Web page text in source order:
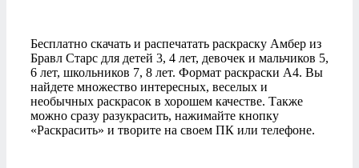
Бесплатно скачать и распечатать раскраску Амбер из
Бравл Старс для детей 3, 4 лет, девочек и мальчиков 5,
6 лет, школьников 7, 8 лет. Формат раскраски А4. Вы
найдете множество интересных, веселых и
необычных раскрасок в хорошем качестве. Также
можно сразу разукрасить, нажимайте кнопку
«Раскрасить» и творите на своем ПК или телефоне.